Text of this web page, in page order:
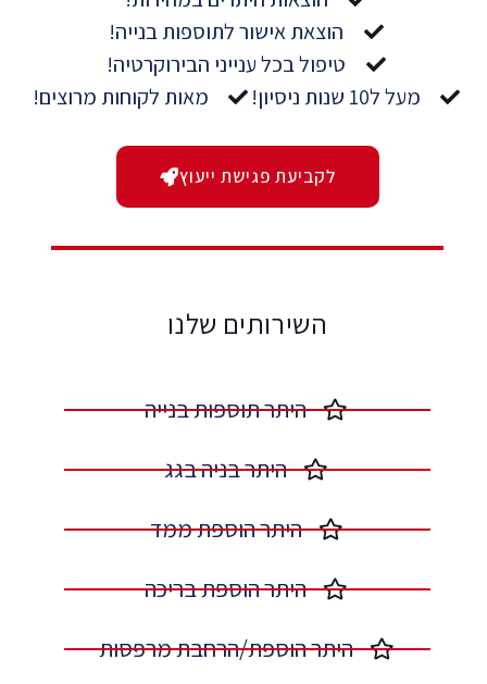
הוצאת אישור לתוספות בנייה!
טיפול בכל ענייני הבירוקרטיה!
מעל ל10 שנות ניסיון!
מאות לקוחות מרוצים!
לקביעת פגישת ייעוץ
השירותים שלנו
היתר תוספות בנייה​
היתר בניה בגג​
היתר הוספת ממד​
היתר הוספת בריכה​
היתר הוספת/הרחבת מרפסות​